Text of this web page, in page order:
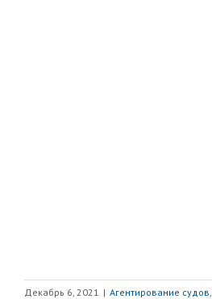
Декабрь 6, 2021 | Агентирование судов,